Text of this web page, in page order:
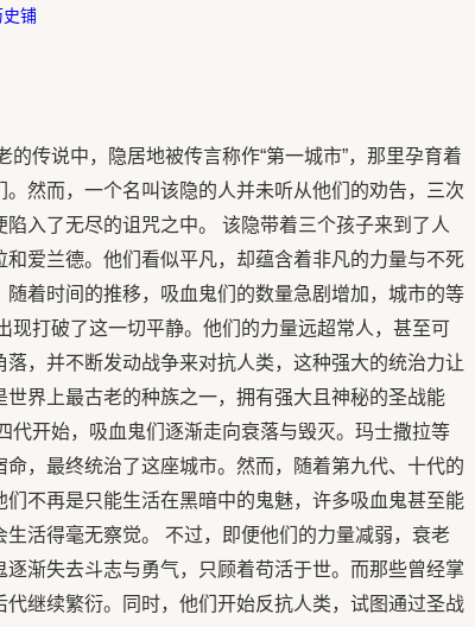
史铺
传说中，隐居地被传言称作“第一城市”，那里孕育着
然而，一个名叫该隐的人并未听从他们的劝告，三次
入了无尽的诅咒之中。 该隐带着三个孩子来到了人
爱兰德。他们看似平凡，却蕴含着非凡的力量与不死
着时间的推移，吸血鬼们的数量急剧增加，城市的等
现打破了这一切平静。他们的力量远超常人，甚至可
，并不断发动战争来对抗人类，这种强大的统治力让
界上最古老的种族之一，拥有强大且神秘的圣战能
代开始，吸血鬼们逐渐走向衰落与毁灭。玛士撒拉等
，最终统治了这座城市。然而，随着第九代、十代的
不再是只能生活在黑暗中的鬼魅，许多吸血鬼甚至能
活得毫无察觉。 不过，即便他们的力量减弱，衰老
渐失去斗志与勇气，只顾着苟活于世。而那些曾经掌
继续繁衍。同时，他们开始反抗人类，试图通过圣战